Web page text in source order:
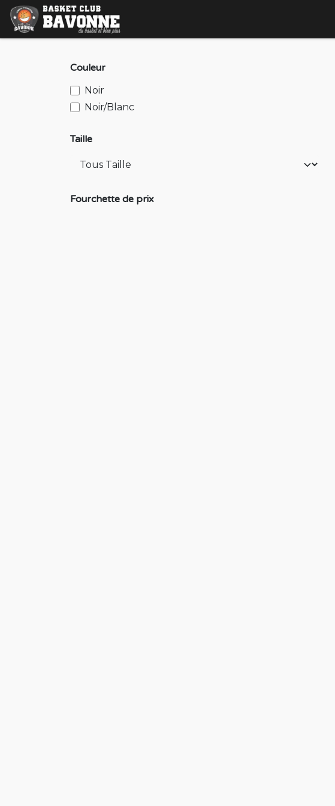
Se rendre au contenu
Couleur
Noir
Noir/Blanc
Taille
Fourchette de prix